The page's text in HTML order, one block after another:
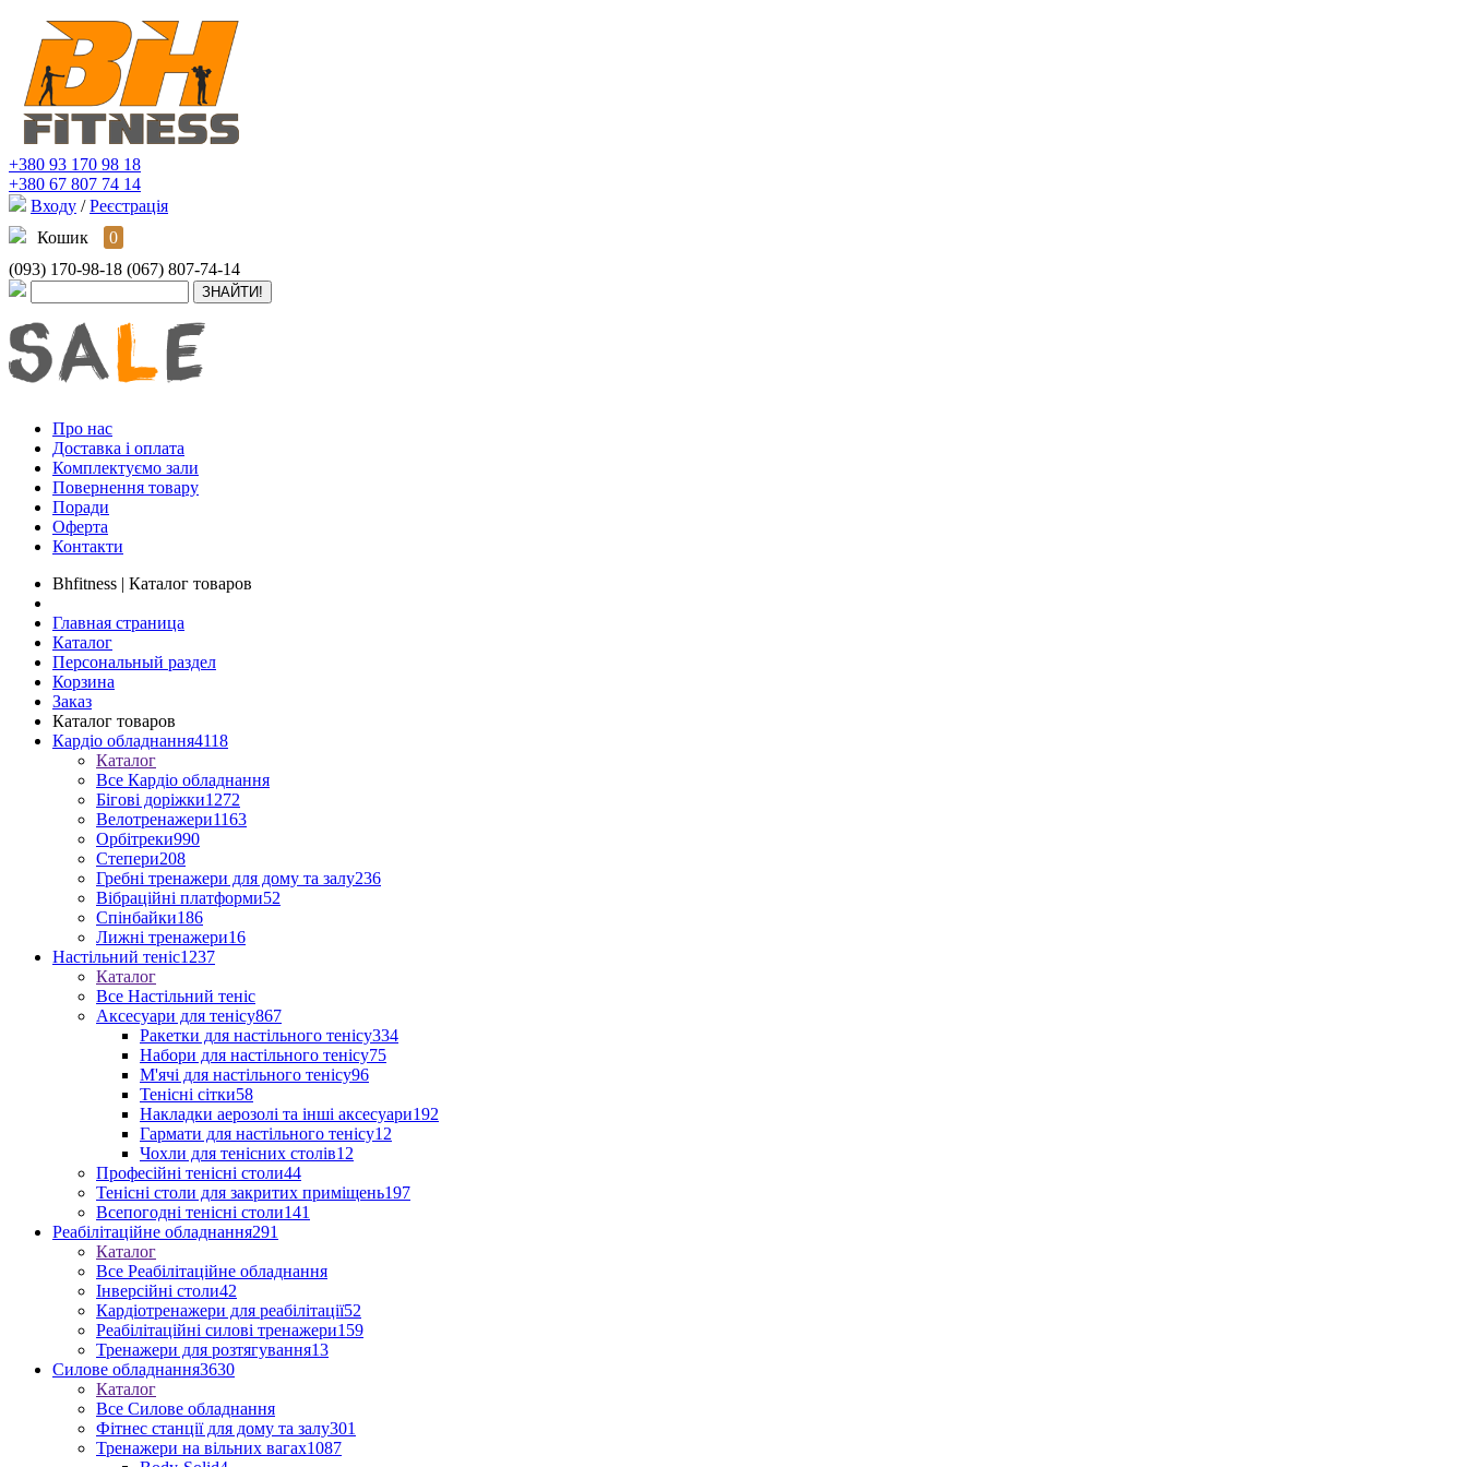
+380 93 170 98 18
+380 67 807 74 14
Входу / Реєстрація
Кошик
0
(093) 170-98-18 (067) 807-74-14
Про нас
Доставка і оплата
Комплектуємо зали
Повернення товару
Поради
Оферта
Контакти
Bhfitness | Каталог товаров
Главная страница
Каталог
Персональный раздел
Корзина
Заказ
Каталог товаров
Кардіо обладнання4118
Каталог
Все Кардіо обладнання
Бігові доріжки1272
Велотренажери1163
Орбітреки990
Степери208
Гребні тренажери для дому та залу236
Вібраційні платформи52
Спінбайки186
Лижні тренажери16
Настільний теніс1237
Каталог
Все Настільний теніс
Аксесуари для тенісу867
Ракетки для настільного тенісу334
Набори для настільного тенісу75
М'ячі для настільного тенісу96
Тенісні сітки58
Накладки аерозолі та інші аксесуари192
Гармати для настільного тенісу12
Чохли для тенісних столів12
Професійні тенісні столи44
Тенісні столи для закритих приміщень197
Всепогодні тенісні столи141
Реабілітаційне обладнання291
Каталог
Все Реабілітаційне обладнання
Інверсійні столи42
Кардіотренажери для реабілітації52
Реабілітаційні силові тренажери159
Тренажери для розтягування13
Силове обладнання3630
Каталог
Все Силове обладнання
Фітнес станції для дому та залу301
Тренажери на вільних вагах1087